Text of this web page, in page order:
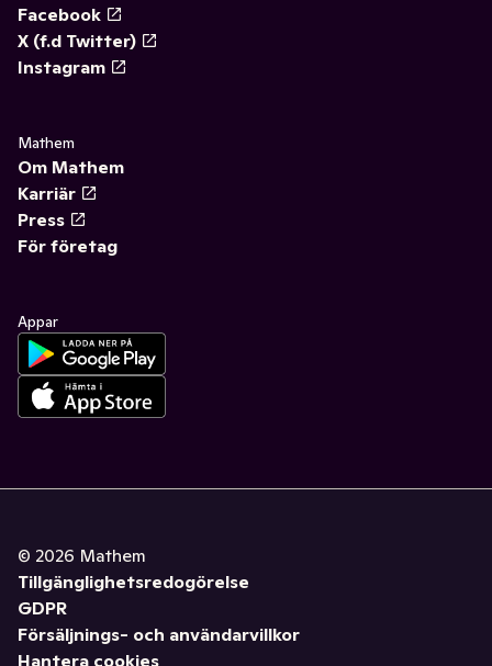
Facebook
X (f.d Twitter)
Instagram
Mathem
Om Mathem
Karriär
Press
För företag
Appar
© 2026 Mathem
Tillgänglighetsredogörelse
GDPR
Försäljnings- och användarvillkor
Hantera cookies